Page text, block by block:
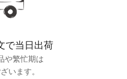
で当日出荷
や繁忙期は
います。